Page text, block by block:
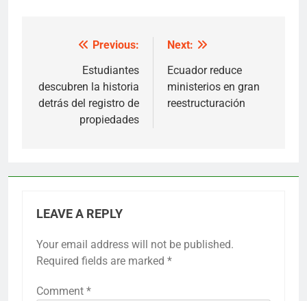
navigation
Previous:
Estudiantes
descubren la historia
detrás del registro de
propiedades
Next:
Ecuador reduce
ministerios en gran
reestructuración
LEAVE A REPLY
Your email address will not be published.
Required fields are marked *
Comment *